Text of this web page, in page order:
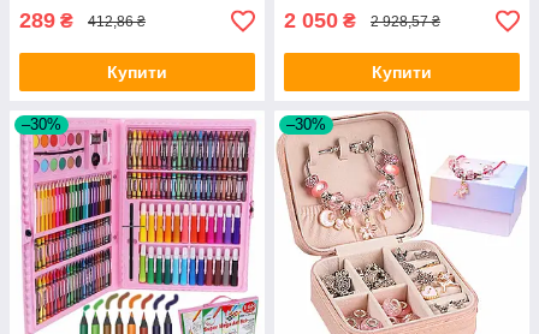
289 ₴ 412,86 ₴
Купити
2 050 ₴ 2 928,57 ₴
Купити
–30% –30%